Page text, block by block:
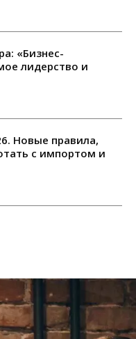
«Бизнес-
лидерство и
Новые правила,
с импортом и